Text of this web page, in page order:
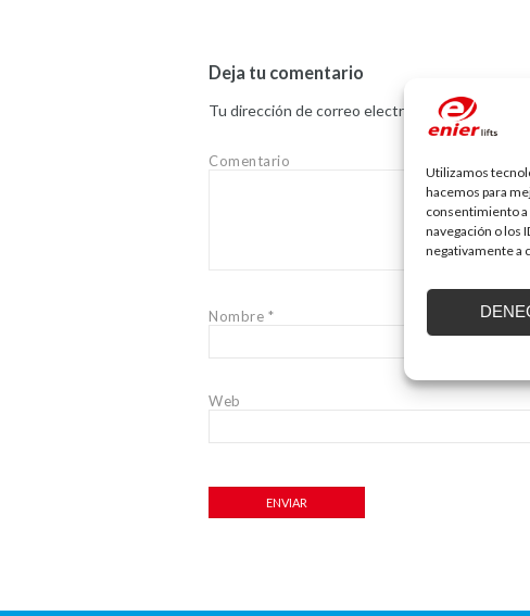
Utilizamos
hacemos para
consentimiento
navegación o los
negativamente a
Deja tu comentario
Tu dirección de correo electrónico no será
Comentario
Nombre *
Web